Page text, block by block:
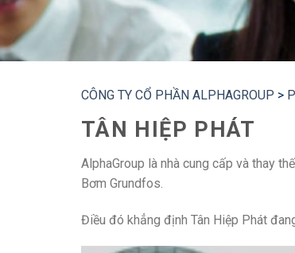
CÔNG TY CỔ PHẦN ALPHAGROUP >
TÂN HIỆP PHÁT
AlphaGroup là nhà cung cấp và thay
Bơm Grundfos.
Điều đó khẳng định Tân Hiệp Phát